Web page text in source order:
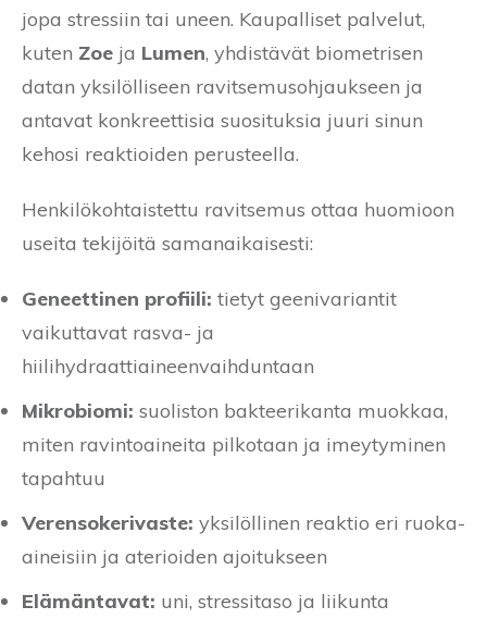
jopa stressiin tai uneen. Kaupalliset palvelut,
kuten Zoe ja Lumen, yhdistävät biometrisen
datan yksilölliseen ravitsemusohjaukseen ja
antavat konkreettisia suosituksia juuri sinun
kehosi reaktioiden perusteella.
Henkilökohtaistettu ravitsemus ottaa huomioon
useita tekijöitä samanaikaisesti:
Geneettinen profiili: tietyt geenivariantit
vaikuttavat rasva- ja
hiilihydraattiaineenvaihduntaan
Mikrobiomi: suoliston bakteerikanta muokkaa,
miten ravintoaineita pilkotaan ja imeytyminen
tapahtuu
Verensokerivaste: yksilöllinen reaktio eri ruoka-
aineisiin ja aterioiden ajoitukseen
Elämäntavat: uni, stressitaso ja liikunta